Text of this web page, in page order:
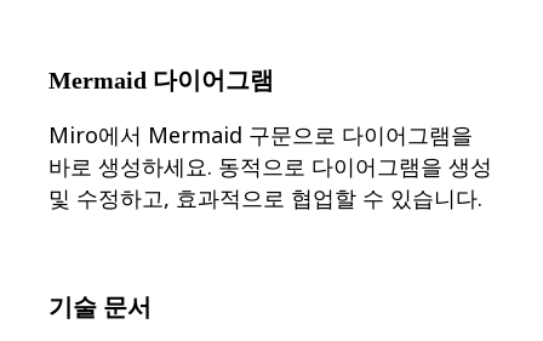
Reforge 학습
커뮤니티 및 지원
이벤트
커뮤니티
블로그
요금제
Mermaid 다이어그램
Miro에서 Mermaid 구문으로 다이어그램을
바로 생성하세요. 동적으로 다이어그램을 생성
및 수정하고, 효과적으로 협업할 수 있습니다.
기술 문서